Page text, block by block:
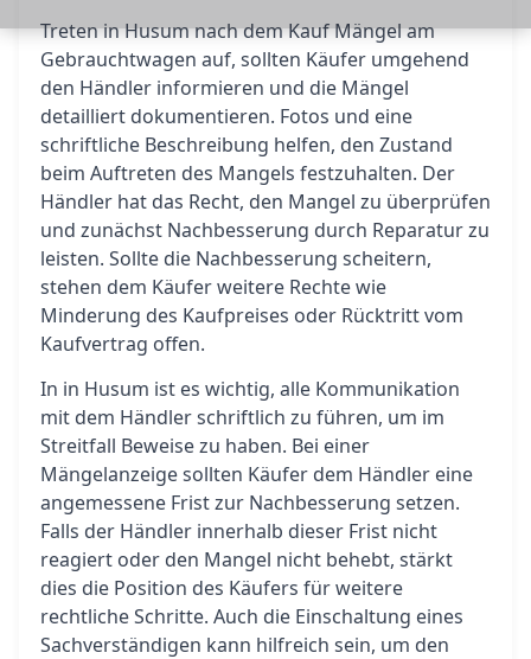
Treten in Husum nach dem Kauf Mängel am
Gebrauchtwagen auf, sollten Käufer umgehend
den Händler informieren und die Mängel
detailliert dokumentieren. Fotos und eine
schriftliche Beschreibung helfen, den Zustand
beim Auftreten des Mangels festzuhalten. Der
Händler hat das Recht, den Mangel zu überprüfen
und zunächst Nachbesserung durch Reparatur zu
leisten. Sollte die Nachbesserung scheitern,
stehen dem Käufer weitere Rechte wie
Minderung des Kaufpreises oder Rücktritt vom
Kaufvertrag offen.
In in Husum ist es wichtig, alle Kommunikation
mit dem Händler schriftlich zu führen, um im
Streitfall Beweise zu haben. Bei einer
Mängelanzeige sollten Käufer dem Händler eine
angemessene Frist zur Nachbesserung setzen.
Falls der Händler innerhalb dieser Frist nicht
reagiert oder den Mangel nicht behebt, stärkt
dies die Position des Käufers für weitere
rechtliche Schritte. Auch die Einschaltung eines
Sachverständigen kann hilfreich sein, um den